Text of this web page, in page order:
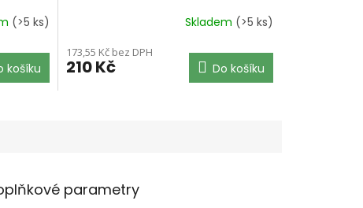
(>5 ks)
košíku
Skladem (>5 ks)
173,55 Kč bez DPH
210 Kč Do košíku
parametry